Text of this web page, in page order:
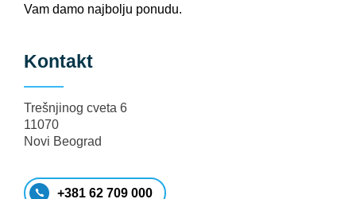
Vam damo najbolju ponudu.
Kontakt
Trešnjinog cveta 6
11070
Novi Beograd
+381 62 709 000